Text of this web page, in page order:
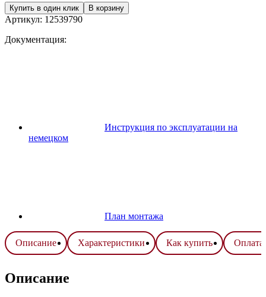
Купить в один клик В корзину
Артикул: 12539790
Документация:
Инструкция по эксплуатации на
немецком
План монтажа
Описание Характеристики Как купить Оплата
Описание